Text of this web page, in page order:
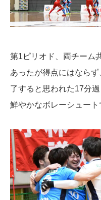
第1ピリオド、両チーム
あったが得点にはなら
了すると思われた17分
鮮やかなボレーシュート